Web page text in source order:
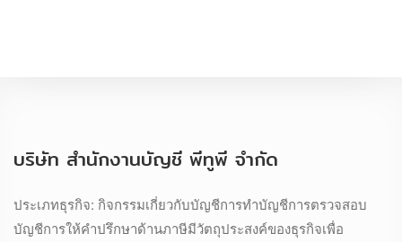
บริษัท สำนักงานบัญชี พีทูพี จำกัด
ประเภทธุรกิจ: กิจกรรมเกี่ยวกับบัญชีการทำบัญชีการตรวจสอบ
บัญชีการให้คำปรึกษาด้านภาษีมีวัตถุประสงค์ของธุรกิจเพื่อ